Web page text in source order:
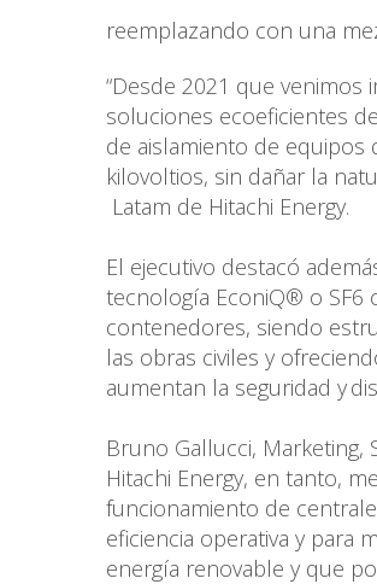
reemplazando con una
“Desde 2021 que
soluciones ecoeficientes
de aislamiento de equipos
kilovoltios, sin dañar la
Latam de Hitachi Energy.
El ejecutivo destacó
tecnología EconiQ® o SF6
contenedores, siendo
las obras civiles y
aumentan la seguridad y
Bruno Gallucci, Marketing,
Hitachi Energy, en tanto,
funcionamiento de
eficiencia operativa y para
energía renovable y que